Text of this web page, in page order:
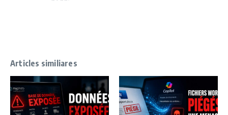
Articles similiares